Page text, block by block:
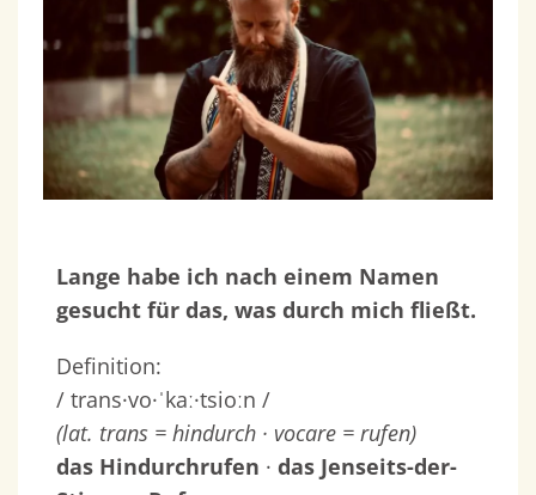
Lange habe ich nach einem Namen
gesucht für das, was durch mich fließt.
Definition:
/ trans·vo·ˈkaː·tsioːn /
(lat. trans = hindurch · vocare = rufen)
das Hindurchrufen · das Jenseits-der-